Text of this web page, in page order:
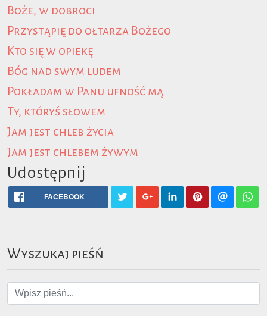
Boże, w dobroci
Przystąpię do ołtarza Bożego
Kto się w opiekę
Bóg nad swym ludem
Pokładam w Panu ufność mą
Ty, któryś słowem
Jam jest chleb życia
Jam jest chlebem żywym
Udostępnij
FACEBOOK
Wyszukaj pieśń